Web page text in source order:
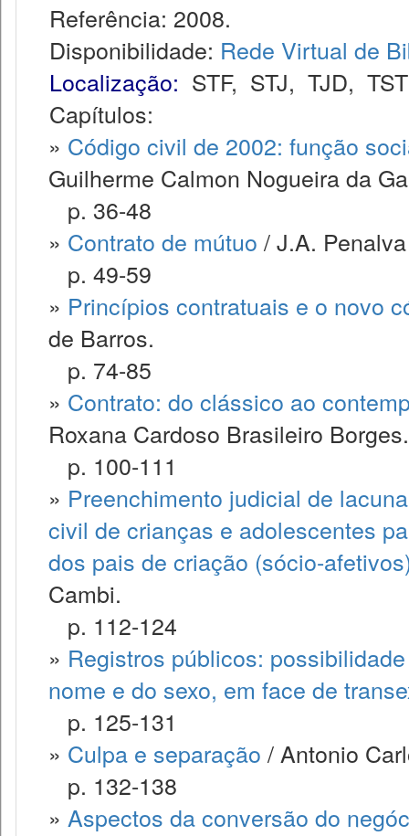
Referência: 2008.
Disponibilidade: Rede Virtual de
Localização: STF, STJ, TJD, TST
Capítulos:
» Código civil de 2002: função
Guilherme Calmon Nogueira da
p. 36-48
» Contrato de mútuo / J.A.
p. 49-59
» Princípios contratuais e o novo
de Barros.
p. 74-85
» Contrato: do clássico ao
Roxana Cardoso Brasileiro Borges.
p. 100-111
» Preenchimento judicial de
civil de crianças e adolescentes
dos pais de criação (sócio-
Cambi.
p. 112-124
» Registros públicos:
nome e do sexo, em face de
p. 125-131
» Culpa e separação / Antonio
p. 132-138
» Aspectos da conversão do